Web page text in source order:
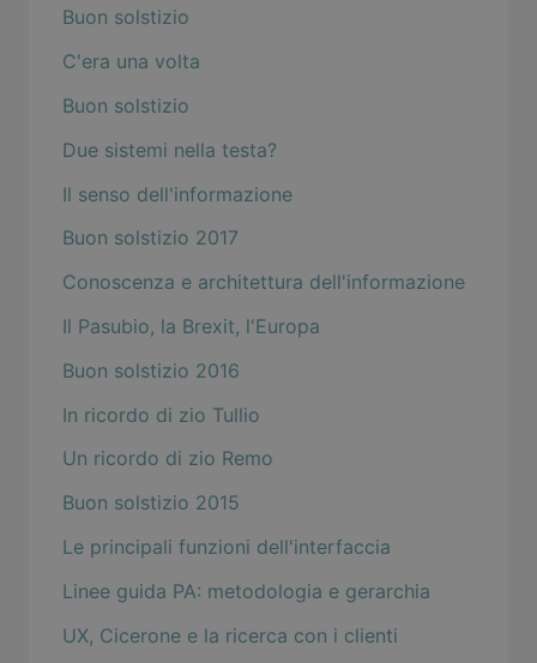
Buon solstizio
C'era una volta
Buon solstizio
Due sistemi nella testa?
Il senso dell'informazione
Buon solstizio 2017
Conoscenza e architettura dell'informazione
Il Pasubio, la Brexit, l'Europa
Buon solstizio 2016
In ricordo di zio Tullio
Un ricordo di zio Remo
Buon solstizio 2015
Le principali funzioni dell'interfaccia
Linee guida PA: metodologia e gerarchia
UX, Cicerone e la ricerca con i clienti